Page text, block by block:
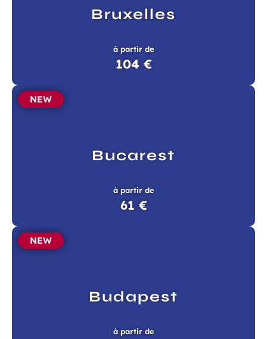
Bruxelles
à partir de
104 €
Bucarest
NEW
à partir de
61 €
Budapest
NEW
à partir de